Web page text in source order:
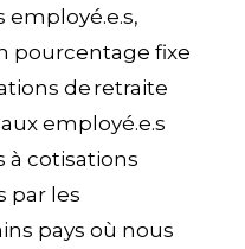
employé.e.s,
pourcentage fixe
de retraite
employé.e.s
à cotisations
par les
pays où nous